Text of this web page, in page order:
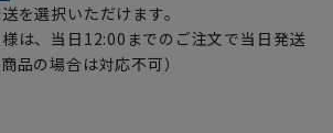
を選択いただけます。
は、当日12:00までのご注文で当日発送
品の場合は対応不可）